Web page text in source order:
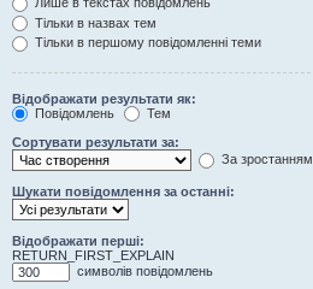
Тільки в назвах тем
Тільки в першому повідомленні теми
Відображати результати як:
Повідомлень
Тем
Сортувати результати за:
За зростанням
Шукати повідомлення за останні:
Відображати перші:
RETURN_FIRST_EXPLAIN
символів повідомлень